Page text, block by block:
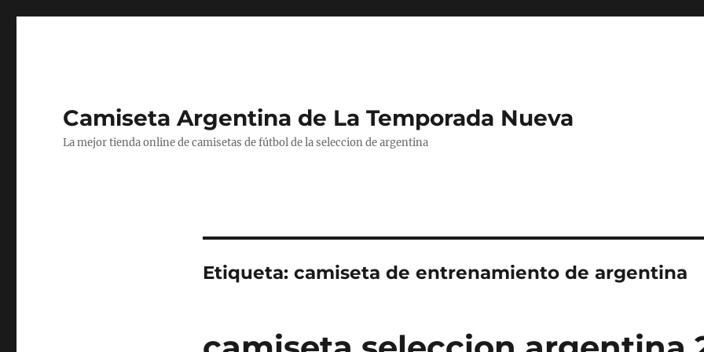
Camiseta Argentina de La Temporada Nueva
La mejor tienda online de camisetas de fútbol de la seleccion de argentina
Etiqueta: camiseta de entrenamiento de argentina